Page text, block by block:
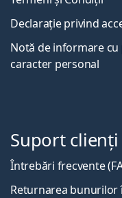
Declarație privind
Notă de informare
caracter personal
Suport clienți
Întrebări frecvente
Returnarea bunurilor